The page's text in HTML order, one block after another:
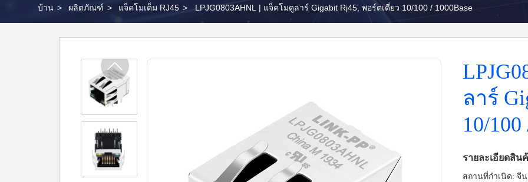
บ้าน > ผลิตภัณฑ์ > แจ็คโมเด็ม RJ45 > LPJG0803AHNL | แจ็คโมดูลาร์ Gigabit Rj45, พอร์ตเดี่ยว 10/100 / 1000Base
ลาร์
10/100
รายละเอียดสิน
สถานที่กำเนิด: จีน